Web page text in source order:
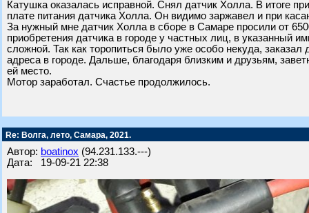
Катушка оказалась исправной. Снял датчик Холла. В итоге
плате питания датчика Холла. Он видимо заржавел и при
За нужный мне датчик Холла в сборе в Самаре просили от
приобретения датчика в городе у частных лиц, в указанный
сложной. Так как торопиться было уже особо некуда, заказал
адреса в городе. Дальше, благодаря близким и друзьям,
ей место.
Мотор заработал. Счастье продолжилось.
Re: Волга, лето, Самара, 2021.
Автор: boatinox (94.231.133.---)
Дата: 19-09-21 22:38